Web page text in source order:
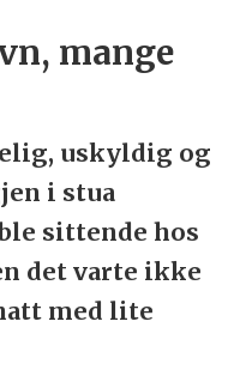
mange
uskyldig og
i stua
sittende hos
det varte ikke
med lite